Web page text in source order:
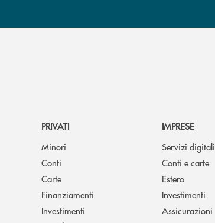
PRIVATI
Minori
Conti
Carte
Finanziamenti
Investimenti
IMPRESE
Servizi digitali
Conti e carte
Estero
Investimenti
Assicurazioni